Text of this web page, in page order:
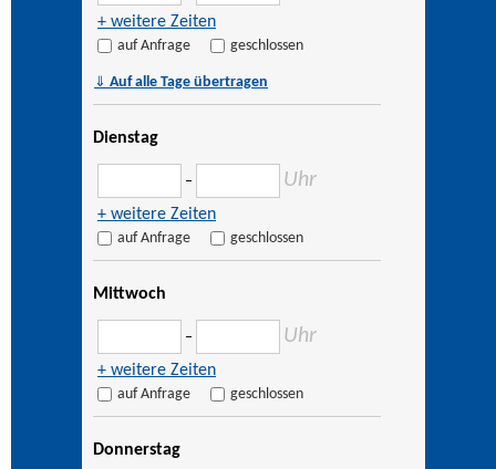
+ weitere Zeiten
auf Anfrage geschlossen
⇓ Auf alle Tage übertragen
Dienstag
– Uhr
+ weitere Zeiten
auf Anfrage geschlossen
Mittwoch
– Uhr
+ weitere Zeiten
auf Anfrage geschlossen
Donnerstag